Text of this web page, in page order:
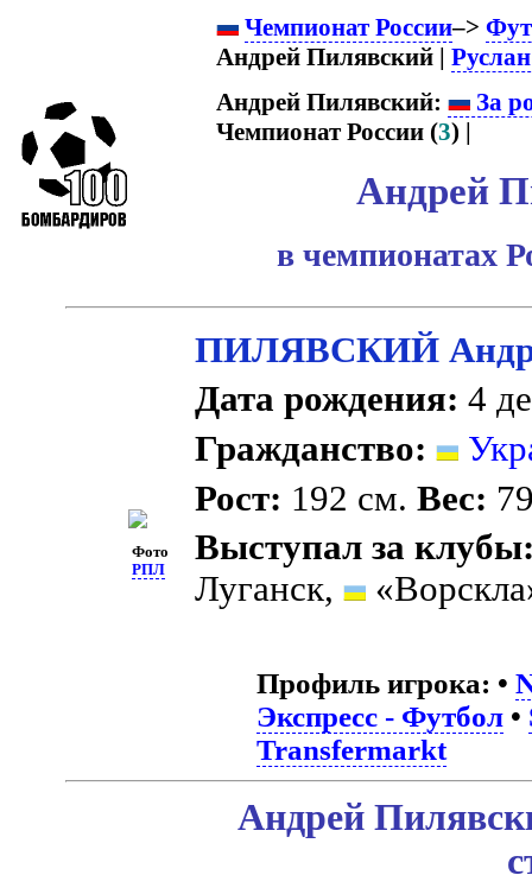
Чемпионат России–>
Андрей Пилявский |
Андрей Пилявский:
За
Чемпионат России (3) |
Андрей
в чемпионатах
Фото
РПЛ
ПИЛЯВСКИЙ
Дата рождения: 4
Гражданство:
Рост: 192 см.Вес:
Выступал за
Луганск,
Профиль игрока: •
Экспресс - Футбол•
Transfermarkt
Андрей